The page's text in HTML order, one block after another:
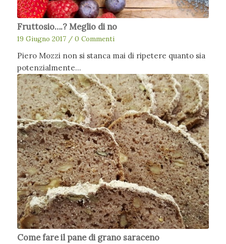
Fruttosio….? Meglio di no
19 Giugno 2017 / 0 Commenti
Piero Mozzi non si stanca mai di ripetere quanto sia
potenzialmente…
Come fare il pane di grano saraceno